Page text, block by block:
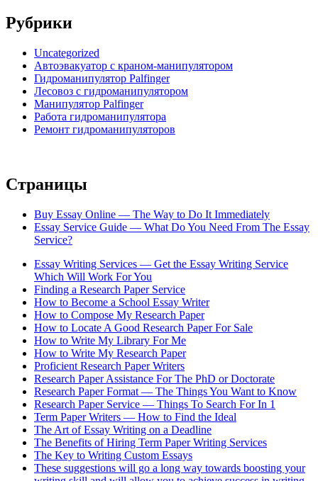
Рубрики
Uncategorized
Автоэвакуатор с краном-манипулятором
Гидроманипулятор Palfinger
Лесовоз с гидроманипулятором
Манипулятор Palfinger
Работа гидроманипулятора
Ремонт гидроманипуляторов
Страницы
Buy Essay Online — The Way to Do It Immediately
Essay Service Guide — What Do You Need From The Essay
Service?
Essay Writing Services — Get the Essay Writing Service
Which Will Work For You
Finding a Research Paper Service
How to Become a School Essay Writer
How to Compose My Research Paper
How to Locate A Good Research Paper For Sale
How to Write My Library For Me
How to Write My Research Paper
Proficient Research Paper Writers
Research Paper Assistance For The PhD or Doctorate
Research Paper Format — The Things You Want to Know
Research Paper Service — Things To Search For In 1
Term Paper Writers — How to Find the Ideal
The Art of Essay Writing on a Deadline
The Benefits of Hiring Term Paper Writing Services
The Key to Writing Custom Essays
These suggestions will go a long way towards boosting your